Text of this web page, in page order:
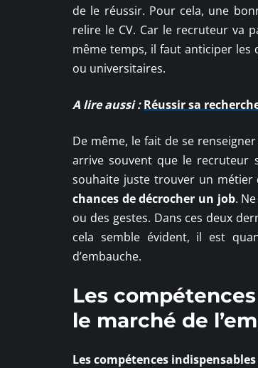
de le réussir. Pour cela, une
relire le CV. Car le recruteur va
même temps, il faut anticiper les
ou universitaires.
A lire aussi : Réussir sa
De même, le fait de se
arrive souvent que le recruteur
souhaite juste trouver un métier
chances de décrocher un job.
ou des gestes. Dans ces deux
cela semble évident, il est
d’embauche.
Les
le marché de
Lescompétences indispensables